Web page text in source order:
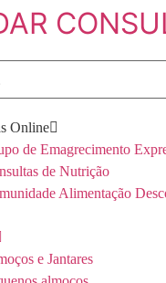
Online
de Emagrecimento
de Nutrição
Alimentação
e Jantares